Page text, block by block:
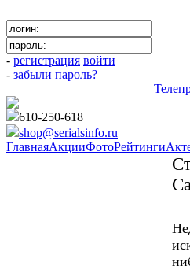
- регистрация войти
- забыли пароль?
610-250-618
shop@serialsinfo.ru
ГлавнаяАкцииФотоРейтинги